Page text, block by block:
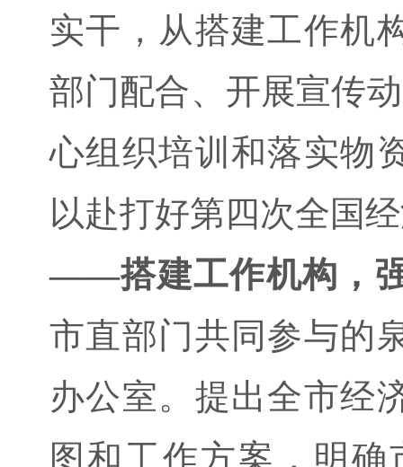
实干，从搭建工作机
部门配合、开展宣传
心组织培训和落实物
以赴打好第四次全国
——搭建工作机构，
市直部门共同参与的
办公室。提出全市经
图和工作方案，明